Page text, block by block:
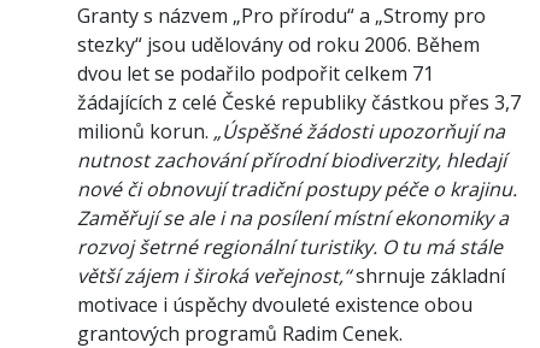
Granty s názvem „Pro přírodu“ a „Stromy pro
stezky“ jsou udělovány od roku 2006. Během
dvou let se podařilo podpořit celkem 71
žádajících z celé České republiky částkou přes 3,7
milionů korun. „Úspěšné žádosti upozorňují na
nutnost zachování přírodní biodiverzity, hledají
nové či obnovují tradiční postupy péče o krajinu.
Zaměřují se ale i na posílení místní ekonomiky a
rozvoj šetrné regionální turistiky. O tu má stále
větší zájem i široká veřejnost,“shrnuje základní
motivace i úspěchy dvouleté existence obou
grantových programů Radim Cenek.